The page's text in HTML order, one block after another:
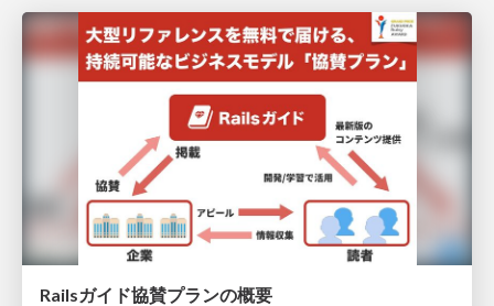
Railsガイド協賛プランの概要